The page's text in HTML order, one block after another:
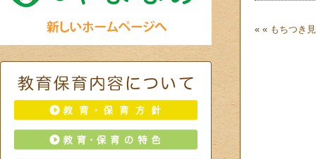
« « もちつき